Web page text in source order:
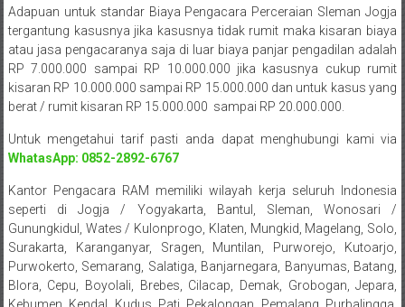
Ungaran,
Pontianak,
Bandung,
Riau,
Pekanbaru,
Bengkulu,
Mukomuko,
Gunung
Adapuan untuk standar Biaya Pengacara Perceraian Sleman Jogja
tergantung kasusnya jika kasusnya tidak rumit maka kisaran biaya
atau jasa pengacaranya saja di luar biaya panjar pengadilan adalah
RP 7.000.000 sampai RP 10.000.000 jika kasusnya cukup rumit
kisaran RP 10.000.000 sampai RP 15.000.000 dan untuk kasus yang
berat / rumit kisaran RP 15.000.000 sampai RP 20.000.000.
Untuk mengetahui tarif pasti anda dapat menghubungi kami via
WhatasApp: 0852-2892-6767
Kantor Pengacara RAM memiliki wilayah kerja seluruh Indonesia
seperti di Jogja / Yogyakarta, Bantul, Sleman, Wonosari /
Gunungkidul, Wates / Kulonprogo, Klaten, Mungkid, Magelang, Solo,
Surakarta, Karanganyar, Sragen, Muntilan, Purworejo, Kutoarjo,
Purwokerto, Semarang, Salatiga, Banjarnegara, Banyumas, Batang,
Blora, Cepu, Boyolali, Brebes, Cilacap, Demak, Grobogan, Jepara,